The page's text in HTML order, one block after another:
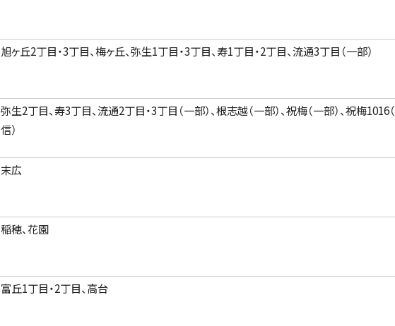
旭ヶ丘2丁目・3丁目、梅ヶ丘、弥生1丁目・3丁目、寿1丁目・2丁目、流通3丁目（一部）
弥生2丁目、寿3丁目、流通2丁目・3丁目（一部）、根志越（一部）、祝梅（一部）、祝梅1016
信）
末広
稲穂、花園
富丘1丁目・2丁目、高台